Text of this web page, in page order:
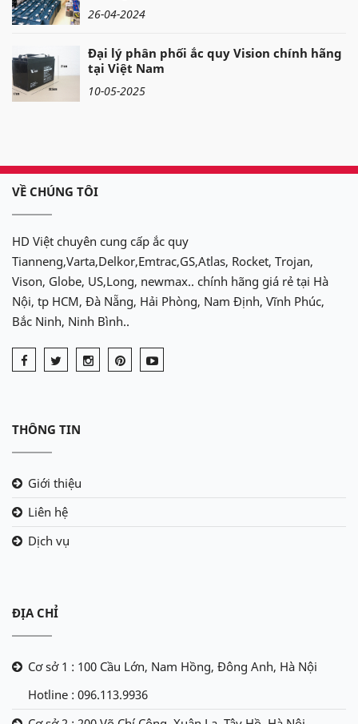
26-04-2024
Đại lý phân phối ắc quy Vision chính hãng
tại Việt Nam
10-05-2025
VỀ CHÚNG TÔI
HD Việt chuyên cung cấp ắc quy
Tianneng,Varta,Delkor,Emtrac,GS,Atlas, Rocket, Trojan,
Vison, Globe, US,Long, newmax.. chính hãng giá rẻ tại Hà
Nội, tp HCM, Đà Nẵng, Hải Phòng, Nam Định, Vĩnh Phúc,
Bắc Ninh, Ninh Bình..
THÔNG TIN
Giới thiệu
Liên hệ
Dịch vụ
ĐỊA CHỈ
Cơ sở 1 : 100 Cầu Lớn, Nam Hồng, Đông Anh, Hà Nội
Hotline : 096.113.9936